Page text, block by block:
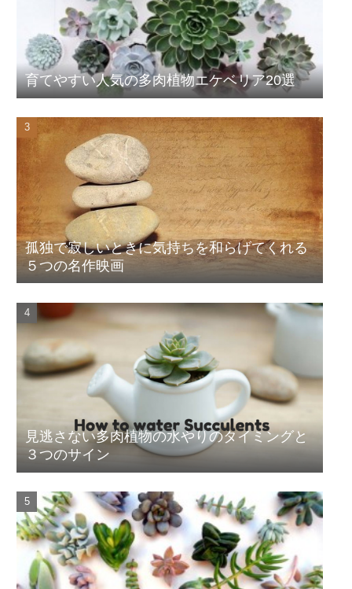
育てやすい人気の多肉植物エケベリア20選
孤独で寂しいときに気持ちを和らげてくれる
５つの名作映画
見逃さない多肉植物の水やりのタイミングと
３つのサイン